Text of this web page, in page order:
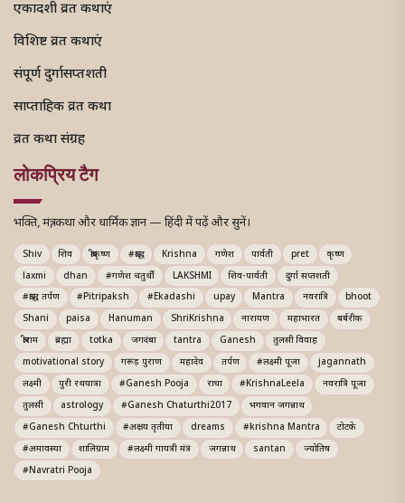
एकादशी व्रत कथाएं
विशिष्ट व्रत कथाएं
संपूर्ण दुर्गासप्तशती
साप्ताहिक व्रत कथा
व्रत कथा संग्रह
लोकप्रिय टैग
भक्ति, मंत्र, कथा और धार्मिक ज्ञान — हिंदी में पढ़ें और सुनें।
Shiv शिव श्रीकृष्ण #श्राद्ध Krishna गणेश पार्वती pret
कृष्ण
laxmi
dhan #गणेश चतुर्थी LAKSHMI शिव-पार्वती
दुर्गा सप्तशती
#श्राद्ध तर्पण
#Pitripaksh #Ekadashi upay Mantra नवरात्रि
bhoot
Shani
paisa Hanuman ShriKrishna नारायण महाभारत
बर्बरीक
श्रीराम
ब्रह्मा totka जगदंबा tantra Ganesh
तुलसी विवाह
motivational story
गरूड़ पुराण महादेव तर्पण #लक्ष्मी पूजा
jagannath
लक्ष्मी
पुरी रथयात्रा #Ganesh Pooja राधा #KrishnaLeela
नवरात्रि पूजा
तुलसी
astrology #Ganesh Chaturthi2017
भगवान जगन्नाथ
#Ganesh Chturthi
#अक्षय तृतीया dreams #krishna Mantra
टोटके
#अमावस्या
शालिग्राम #लक्ष्मी गायत्री मंत्र जगन्नाथ santan
ज्योतिष
#Navratri Pooja